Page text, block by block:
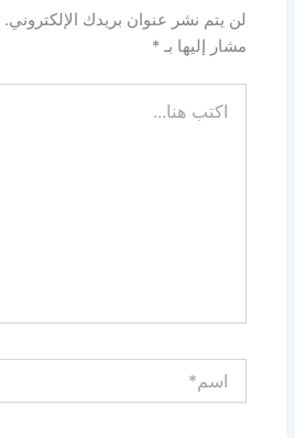
لن يتم نشر عنوان بريدك الإلكتروني.
مشار إليها بـ*
هنا...